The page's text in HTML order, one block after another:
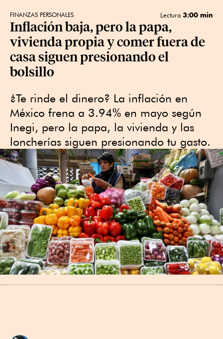
FINANZAS PERSONALES Lectura 3:00 min
Inflación baja, pero la papa,
vivienda propia y comer fuera de
casa siguen presionando el
bolsillo
¿Te rinde el dinero? La inflación en
México frena a 3.94% en mayo según
Inegi, pero la papa, la vivienda y las
loncherías siguen presionando tu gasto.